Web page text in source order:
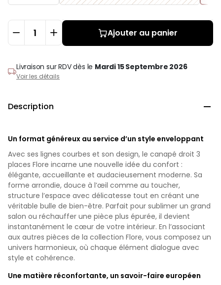
Ajouter au panier
Livraison sur RDVdès le Mardi 15 Septembre 2026
Voir les détails
Description 
Un format généreux au service d’un style enveloppant
Avec ses lignes courbes et son design, le canapé droit 3
places Flore incarne une nouvelle idée du confort :
élégante, accueillante et audacieusement moderne. Sa
forme arrondie, douce à l’œil comme au toucher,
structure l’espace avec délicatesse tout en créant une
véritable bulle de bien-être. Parfait pour sublimer un grand
salon ou réchauffer une pièce plus épurée, il devient
instantanément le cœur de votre intérieur. En l’associant
aux autres pièces de la collection Flore, vous composez un
univers harmonieux, où chaque élément dialogue avec
style et cohérence.
Une matière réconfortante, un savoir-faire européen